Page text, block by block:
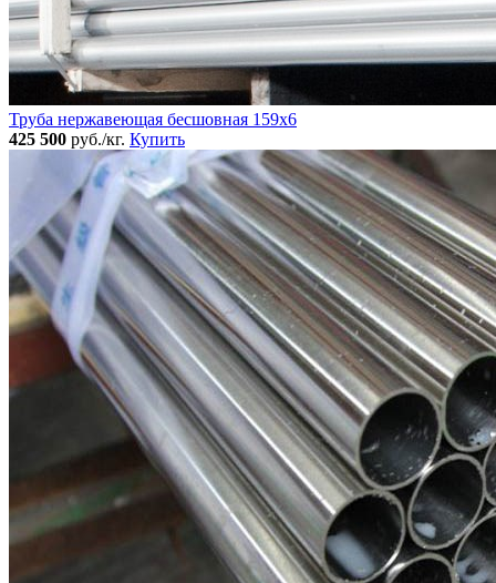
Труба нержавеющая бесшовная 159x6
425 500 руб./кг. Купить